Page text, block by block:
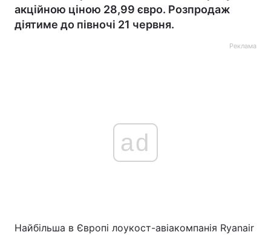
акційною ціною 28,99 євро. Розпродаж
діятиме до півночі 21 червня.
Реклама
ad
Найбільша в Європі лоукост-авіакомпанія Ryanair